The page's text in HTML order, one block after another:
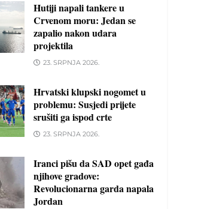
Hutiji napali tankere u
Crvenom moru: Jedan se
zapalio nakon udara
projektila
23. SRPNJA 2026.
Hrvatski klupski nogomet u
problemu: Susjedi prijete
srušiti ga ispod crte
23. SRPNJA 2026.
Iranci pišu da SAD opet gađa
njihove gradove:
Revolucionarna garda napala
Jordan